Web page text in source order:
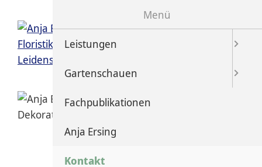
Seitenanfang
Menü
Leistungen
Gartenschauen
Fachpublikationen
Anja Ersing
Kontakt